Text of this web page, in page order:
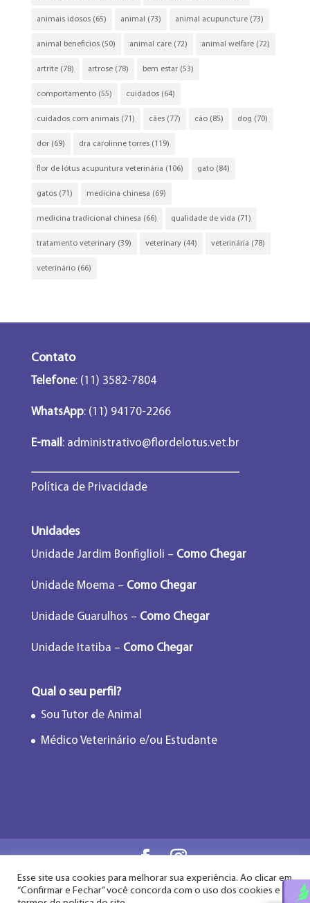
animais idosos(65) animal (73) animal acupuncture(73)
animal beneficios(50) animal care(72) animal welfare(72)
artrite(78) artrose(78) bem estar(53)
comportamento(55) cuidados(64)
cuidados com animais(71) cães(77) cão(85) dog (70)
dor(69) dra carolinne torres(119)
flor de lótus acupuntura veterinária (106) gato(84)
gatos(71) medicina chinesa (69)
medicina tradicional chinesa (66) qualidade de vida (71)
tratamento veterinary(39) veterinary(44) veterinária (78)
veterinário(66)
Contato
Telefone: (11) 3582-7804
WhatsApp: (11) 94170-2266
E-mail :administrativo@flordelotus.vet.br
Política de Privacidade
Unidades
Unidade Jardim Bonfiglioli – Como Chegar
Unidade Moema – Como Chegar
Unidade Guarulhos – Como Chegar
Unidade Itatiba – Como Chegar
Qual o seu perfil?
Sou Tutor de Animal
Médico Veterinário e/ou Estudante
Flor de Lótus Acupuntura Veterinária® - Desde
Esse site usa cookies para melhorar sua experiência. Ao clicar em
“Confirmar e Fechar” você concorda com o uso dos cookies e